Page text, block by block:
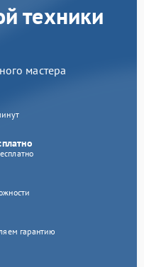
техники
мастера
гарантию